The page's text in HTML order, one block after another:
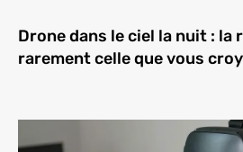
Drone dans le ciel la nuit : la
rarement celle que vous